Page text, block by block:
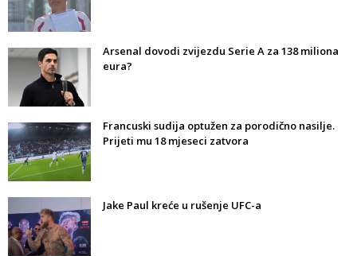
Arsenal dovodi zvijezdu Serie A za 138 miliona
eura?
Francuski sudija optužen za porodično nasilje.
Prijeti mu 18 mjeseci zatvora
Jake Paul kreće u rušenje UFC-a